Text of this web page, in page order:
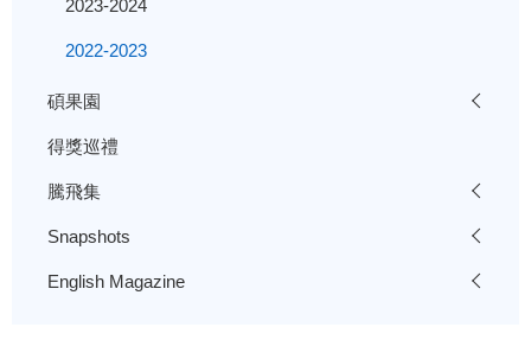
2023-2024
2022-2023
碩果園
得獎巡禮
騰飛集
Snapshots
English Magazine